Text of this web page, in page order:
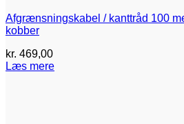
Afgrænsningskabel / kanttråd 100
kobber
kr. 469,00
Læs mere